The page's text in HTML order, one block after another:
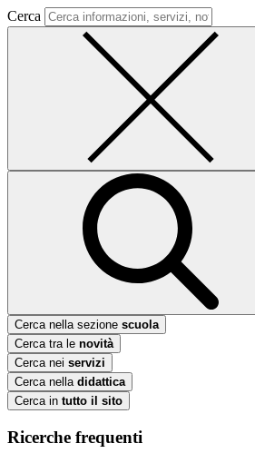
Cerca
Cerca nella sezione scuola
Cerca tra le novità
Cerca nei servizi
Cerca nella didattica
Cerca in tutto il sito
Ricerche frequenti